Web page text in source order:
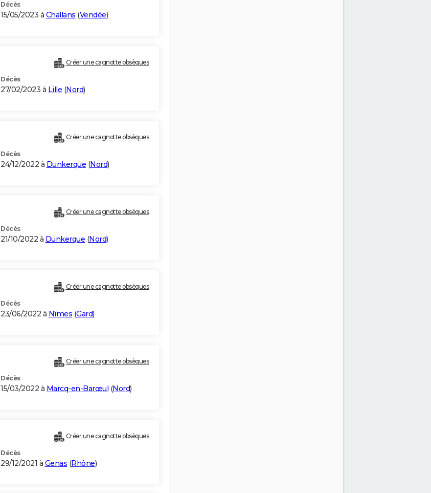
Décès
15/05/2023 à Challans (Vendée)
Créer une cagnotte obsèques
Décès
27/02/2023 à Lille (Nord)
Créer une cagnotte obsèques
Décès
24/12/2022 à Dunkerque (Nord)
Créer une cagnotte obsèques
Décès
21/10/2022 à Dunkerque (Nord)
Créer une cagnotte obsèques
Décès
23/06/2022 à Nîmes (Gard)
Créer une cagnotte obsèques
Décès
15/03/2022 à Marcq-en-Barœul (Nord)
Créer une cagnotte obsèques
Décès
29/12/2021 à Genas (Rhône)